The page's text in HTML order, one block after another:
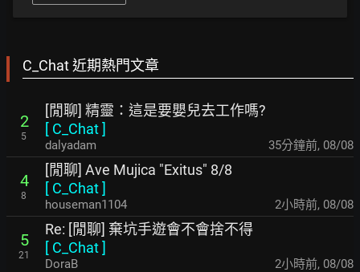
C_Chat 近期熱門文章
2
5
[閒聊] 精靈：這是要嬰兒去工作嗎?
[ C_Chat]
dalyadam 35分鐘前, 08/08
4
8
[閒聊] Ave Mujica "Exitus" 8/8
[ C_Chat]
houseman1104 2小時前, 08/08
5
21
Re: [閒聊] 棄坑手遊會不會捨不得
[ C_Chat]
DoraB 2小時前, 08/08